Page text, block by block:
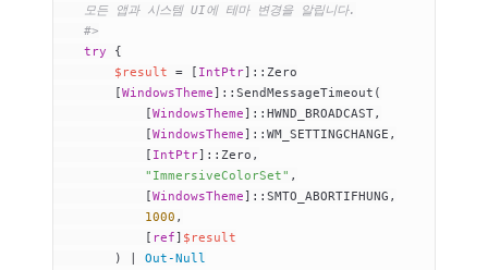
    모든 앱과 시스템 UI에 테마 변경을 알립니다.
    #>
    try
{
        $result
= [ IntPtr]::Zero
        [
WindowsTheme]::SendMessageTimeout(
            [
WindowsTheme]::HWND_BROADCAST,
            [
WindowsTheme]::WM_SETTINGCHANGE,
            [
IntPtr]::Zero,
            "ImmersiveColorSet"
,
            [
WindowsTheme]::SMTO_ABORTIFHUNG,
            1000
,
            [
ref] $result
        ) |
Out-Null